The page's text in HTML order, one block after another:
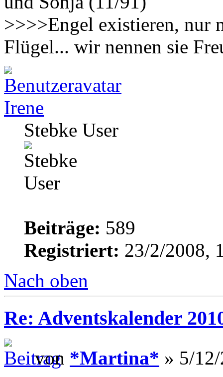
>>>>Engel existieren, nur
Flügel... wir nennen sie
Irene
Stebke User
Beiträge: 589
Registriert: 23/2/2008,
Nach oben
Re: Adventskalender
von *Martina* » 5/